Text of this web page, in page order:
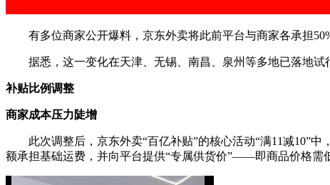
有多位商家公开爆料，京东外卖将此前平台与商家各承担
据悉，这一变化在天津、无锡、南昌、泉州等多地已落地试
补贴比例调整
商家成本压力陡增
此次调整后，京东外卖“百亿补贴”的核心活动“满11减10”中
额承担基础运费，并向平台提供“专属供货价”——即商品价格需